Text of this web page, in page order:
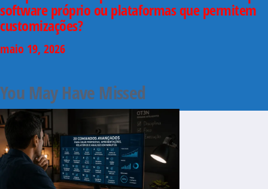
software próprio ou plataformas que permitem
customizações?
maio 19, 2026
You May Have Missed